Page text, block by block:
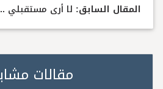
المقال السابق: لا أرى مستقبلي
مقالات